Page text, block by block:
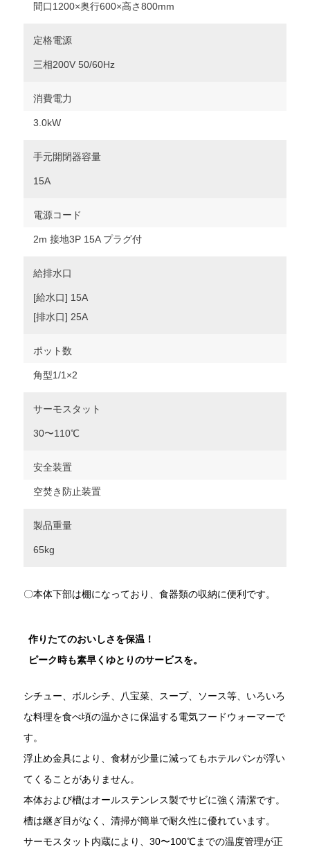
間口1200×奥行600×高さ800mm
定格電源
三相200V 50/60Hz
消費電力
3.0kW
手元開閉器容量
15A
電源コード
2m 接地3P 15A プラグ付
給排水口
[給水口] 15A
[排水口] 25A
ポット数
角型1/1×2
サーモスタット
30〜110℃
安全装置
空焚き防止装置
製品重量
65kg
〇本体下部は棚になっており、食器類の収納に便利です。
作りたてのおいしさを保温！
ピーク時も素早くゆとりのサービスを。
シチュー、ボルシチ、八宝菜、スープ、ソース等、いろいろ
な料理を食べ頃の温かさに保温する電気フードウォーマーで
す。
浮止め金具により、食材が少量に減ってもホテルパンが浮い
てくることがありません。
本体および槽はオールステンレス製でサビに強く清潔です。
槽は継ぎ目がなく、清掃が簡単で耐久性に優れています。
サーモスタット内蔵により、30〜100℃までの温度管理が正